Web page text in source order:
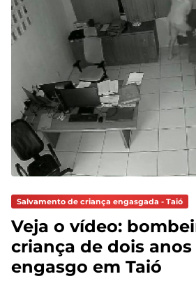
Salvamento de criança engasgada - Taió
Veja o vídeo:
criança de dois anos
engasgo em Taió